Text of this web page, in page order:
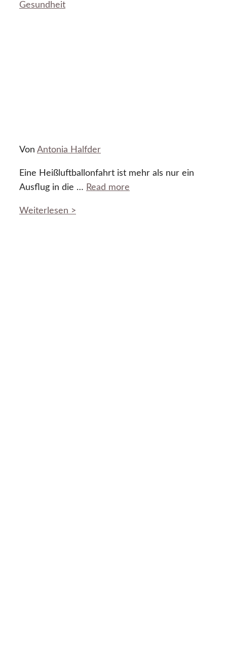
Gesundheit
Von Antonia Halfder
Eine Heißluftballonfahrt ist mehr als nur ein
Ausflug in die … Read more
Weiterlesen >